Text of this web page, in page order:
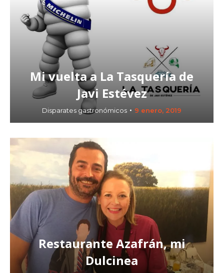
Mi vuelta a La Tasquería de
Javi Estévez
Disparates gastronómicos 9 enero, 2019
Restaurante Azafrán, mi
Dulcinea